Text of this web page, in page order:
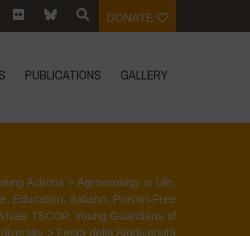
DONATE
PUBLICATIONS GALLERY
Actions >Agroecology is Life,
, Education, Italiano, Poison-Free
TSCOP,Young Guardians of
> Festa della Biodiversità